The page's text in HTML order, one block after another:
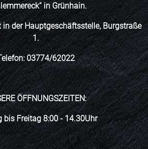
in Grünhain.
in der Hauptgeschäftsstelle, Burgstraße
1.
03774/62022
ÖFFNUNGSZEITEN:
bis Freitag 8:00 - 14.30Uhr